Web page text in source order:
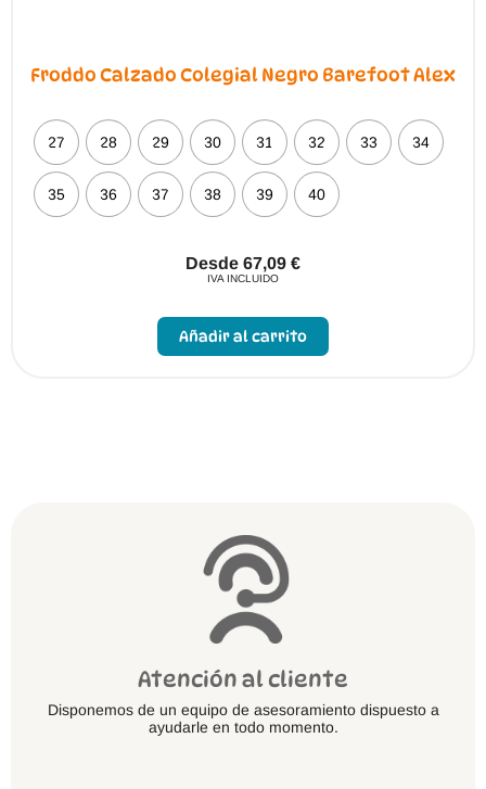
Froddo Calzado Colegial Negro Barefoot Alex
27 28 29 30 31 32 33 34
35 36 37 38 39 40
Desde 67,09 €
IVA INCLUIDO
Añadir al carrito
Atención al cliente
Disponemos de un equipo de asesoramiento dispuesto a
ayudarle en todo momento.